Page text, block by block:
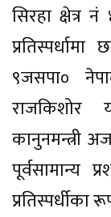
सिरहा क्षेत्र
९जसपा०
राजकिशोर
कानुनमन्त्री
पूर्वसामान्य
प्रतिस्पर्धीका